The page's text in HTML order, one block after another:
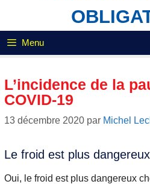
Menu
L’incidence de la
COVID-19
13 décembre 2020 par Michel
Le froid est plus
Oui, le froid est plus dangereux